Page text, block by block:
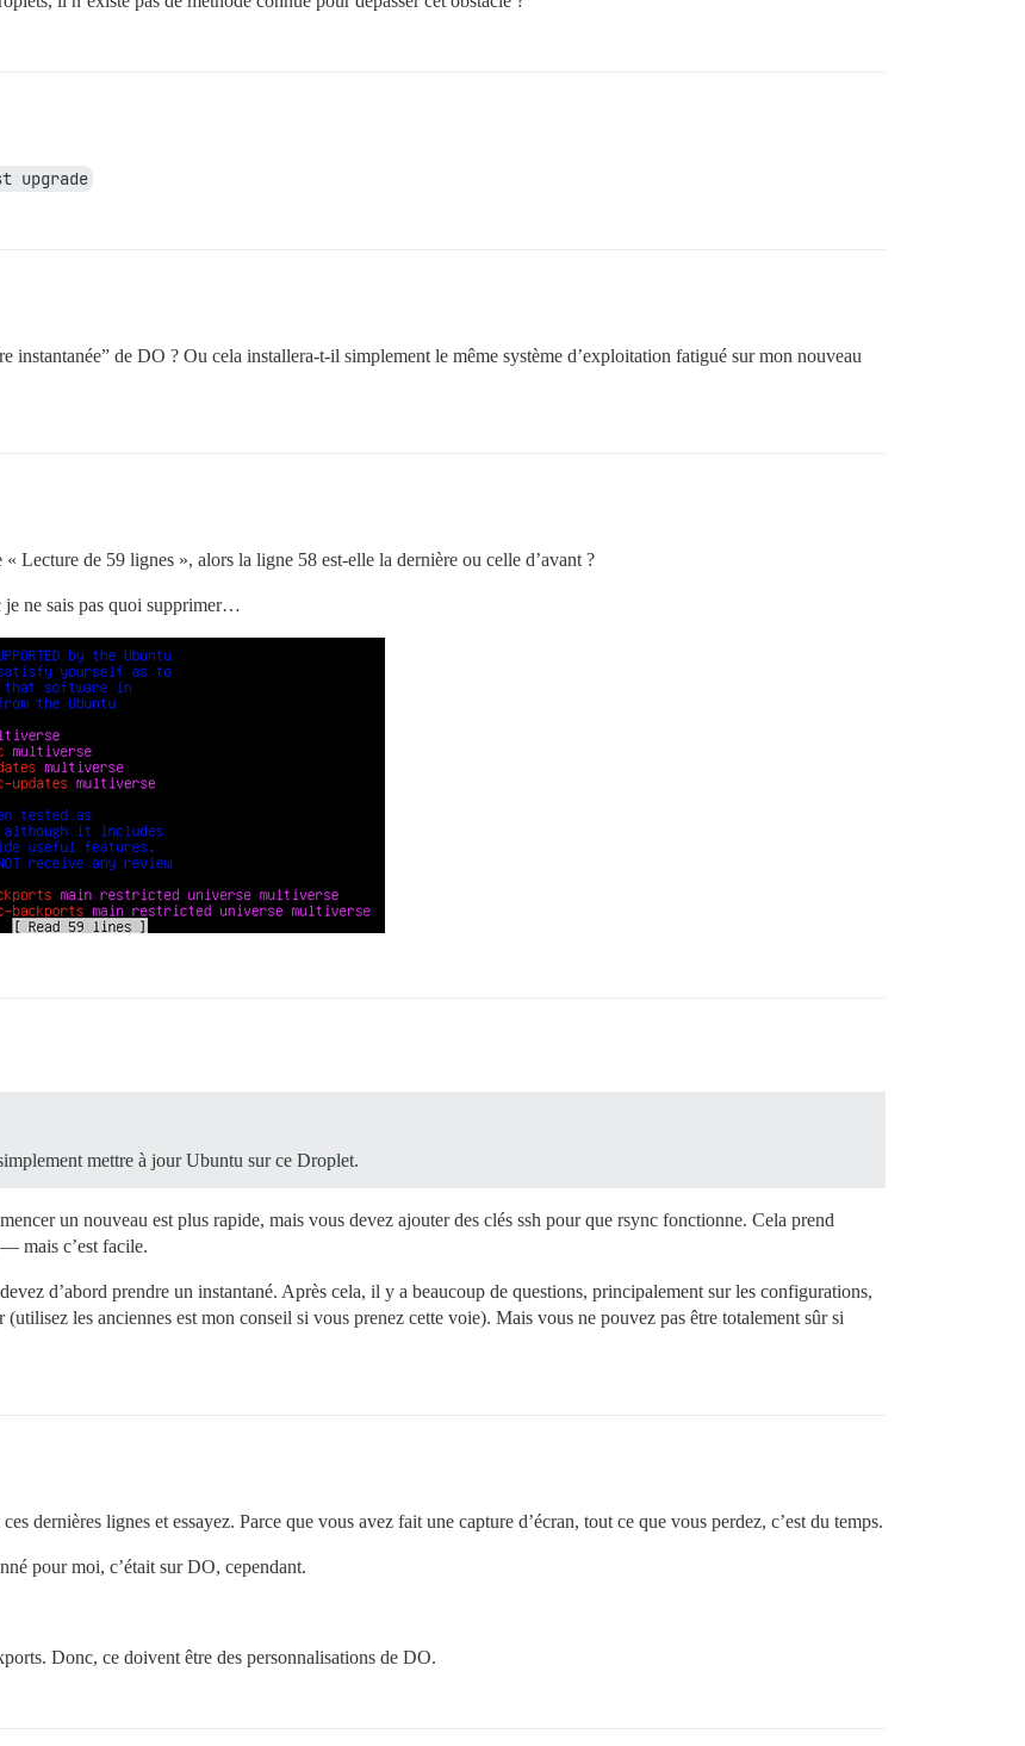
upgrade
instantanée” de DO ? Ou cela installera-t-il simplement le même système d’exploitation fatigué sur mon nouveau
Lecture de 59 lignes », alors la ligne 58 est-elle la dernière ou celle d’avant ?
je ne sais pas quoi supprimer…
mettre à jour Ubuntu sur ce Droplet.
un nouveau est plus rapide, mais vous devez ajouter des clés ssh pour que rsync fonctionne. Cela prend
mais c’est facile.
d’abord prendre un instantané. Après cela, il y a beaucoup de questions, principalement sur les configurations,
les anciennes est mon conseil si vous prenez cette voie). Mais vous ne pouvez pas être totalement sûr si
dernières lignes et essayez. Parce que vous avez fait une capture d’écran, tout ce que vous perdez, c’est du temps.
pour moi, c’était sur DO, cependant.
Donc, ce doivent être des personnalisations de DO.